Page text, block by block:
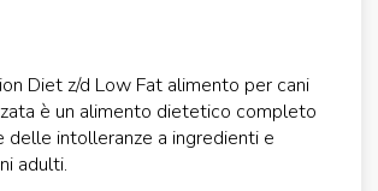
Diet z/d Low Fat alimento per cani
è un alimento dietetico completo
delle intolleranze a ingredienti e
adulti.